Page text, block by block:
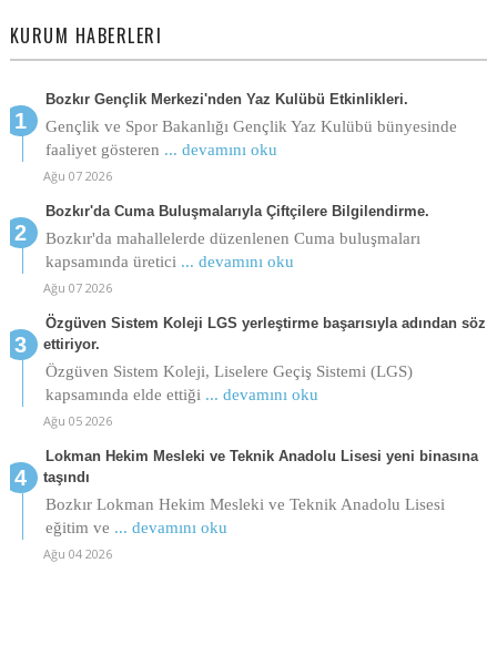
KURUM HABERLERI
Bozkır Gençlik Merkezi'nden Yaz Kulübü Etkinlikleri.
Gençlik ve Spor Bakanlığı Gençlik Yaz Kulübü bünyesinde
faaliyet gösteren ... devamını oku
Ağu 07 2026
Bozkır'da Cuma Buluşmalarıyla Çiftçilere Bilgilendirme.
Bozkır'da mahallelerde düzenlenen Cuma buluşmaları
kapsamında üretici ... devamını oku
Ağu 07 2026
Özgüven Sistem Koleji LGS yerleştirme başarısıyla adından söz
ettiriyor.
Özgüven Sistem Koleji, Liselere Geçiş Sistemi (LGS)
kapsamında elde ettiği ... devamını oku
Ağu 05 2026
Lokman Hekim Mesleki ve Teknik Anadolu Lisesi yeni binasına
taşındı
Bozkır Lokman Hekim Mesleki ve Teknik Anadolu Lisesi
eğitim ve ... devamını oku
Ağu 04 2026